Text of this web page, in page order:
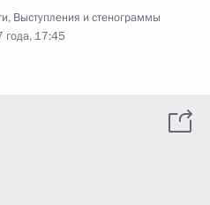
, Выступления и стенограммы
года, 17:45